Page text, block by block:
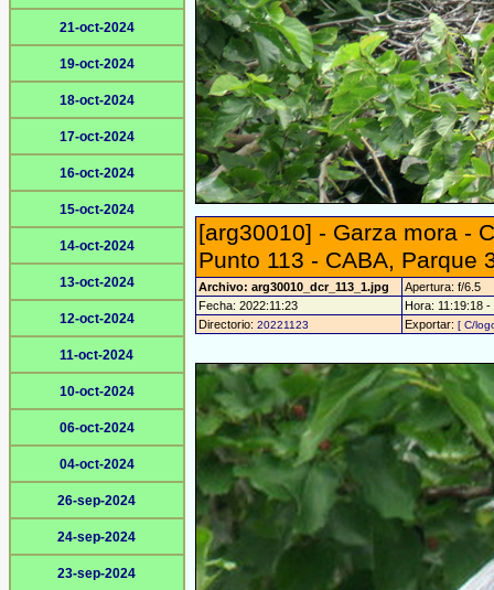
21-oct-2024
19-oct-2024
18-oct-2024
17-oct-2024
16-oct-2024
15-oct-2024
14-oct-2024
13-oct-2024
12-oct-2024
11-oct-2024
10-oct-2024
06-oct-2024
04-oct-2024
26-sep-2024
24-sep-2024
23-sep-2024
[arg30010] - Garza mora -
Punto 113 - CABA, Parque
Archivo: arg30010_dcr_113_1.jpg
Apertura: f/6.5
Fecha: 2022:11:23
Hora: 11:19:18
Directorio: 20221123 Exportar: [ C/